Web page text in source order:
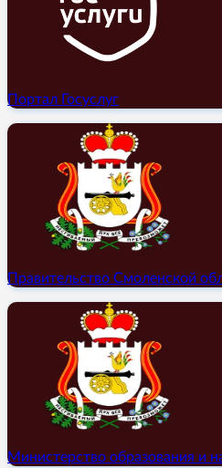
Портал Госуслуг
Правительство Смоленской
Министерство образования и